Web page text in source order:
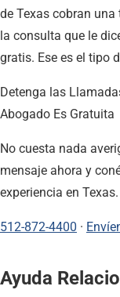
de Texas cobran
la consulta que le
gratis. Ese es el tipo
Detenga las
Abogado Es Gratuita
No cuesta nada
mensaje ahora y
experiencia en Texas.
512-872-4400 ·
Ayuda